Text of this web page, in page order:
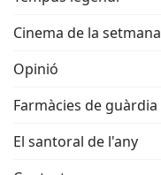
Cinema de la setmana
Opinió
Farmàcies de guàrdia
El santoral de l'any